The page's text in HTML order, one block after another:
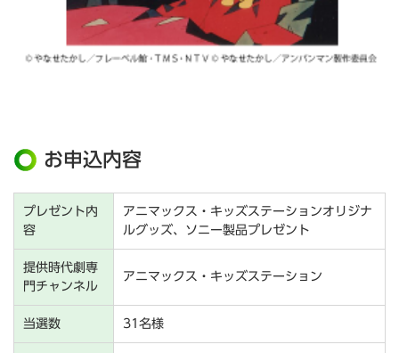
お申込内容
プレゼント内
容
アニマックス・キッズステーションオリジナ
ルグッズ、ソニー製品プレゼント
提供時代劇専
門チャンネル
アニマックス・キッズステーション
当選数 31名様